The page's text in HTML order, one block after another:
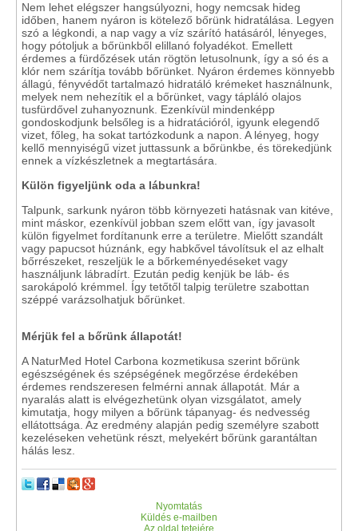
Nem lehet elégszer hangsúlyozni, hogy nemcsak hideg
időben, hanem nyáron is kötelező bőrünk hidratálása. Legyen
szó a légkondi, a nap vagy a víz szárító hatásáról, lényeges,
hogy pótoljuk a bőrünkből elillanó folyadékot. Emellett
érdemes a fürdőzések után rögtön letusolnunk, így a só és a
klór nem szárítja tovább bőrünket. Nyáron érdemes könnyebb
állagú, fényvédőt tartalmazó hidratáló krémeket használnunk,
melyek nem nehezítik el a bőrünket, vagy tápláló olajos
tusfürdővel zuhanyoznunk. Ezenkívül mindenképp
gondoskodjunk belsőleg is a hidratációról, igyunk elegendő
vizet, főleg, ha sokat tartózkodunk a napon. A lényeg, hogy
kellő mennyiségű vizet juttassunk a bőrünkbe, és törekedjünk
ennek a vízkészletnek a megtartására.
Külön figyeljünk oda a lábunkra!
Talpunk, sarkunk nyáron több környezeti hatásnak van kitéve,
mint máskor, ezenkívül jobban szem előtt van, így javasolt
külön figyelmet fordítanunk erre a területre. Mielőtt szandált
vagy papucsot húznánk, egy habkővel távolítsuk el az elhalt
bőrrészeket, reszeljük le a bőrkeményedéseket vagy
használjunk lábradírt. Ezután pedig kenjük be láb- és
sarokápoló krémmel. Így tetőtől talpig területre szabottan
széppé varázsolhatjuk bőrünket.
Mérjük fel a bőrünk állapotát!
A NaturMed Hotel Carbona kozmetikusa szerint bőrünk
egészségének és szépségének megőrzése érdekében
érdemes rendszeresen felmérni annak állapotát. Már a
nyaralás alatt is elvégezhetünk olyan vizsgálatot, amely
kimutatja, hogy milyen a bőrünk tápanyag- és nedvesség
ellátottsága. Az eredmény alapján pedig személyre szabott
kezeléseken vehetünk részt, melyekért bőrünk garantáltan
hálás lesz.
Nyomtatás
Küldés e-mailben
Az oldal tetejére